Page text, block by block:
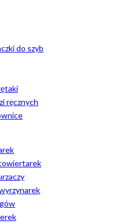
do szyb
ręcznych